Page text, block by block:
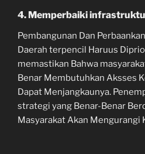
4. Memperbaiki
Pembangunan Dan
Daerah terpencil Haruus
memastikan Bahwa
Benar Membutuhkan Aksses
Dapat Menjangkaunya.
strategi yang Benar-Benar
Masyarakat Akan Mengurangi